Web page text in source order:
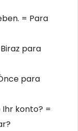
= Para
para
para
Ihr konto? =